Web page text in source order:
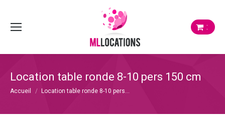
:
Location table ronde 8-10 pers 150 cm
Vous êtes ici :
Accueil Location table ronde 8-10 pers…